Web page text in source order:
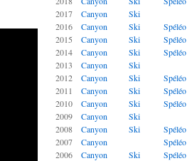
2017
Canyon
Ski
2016
Canyon Ski
Spéléo
2015
Canyon Ski
Spéléo
2014
Canyon Ski
Spéléo
2013
Canyon
Ski
2012
Canyon Ski
Spéléo
2011
Canyon Ski
Spéléo
2010
Canyon Ski
Spéléo
2009
Canyon
Ski
2008
Canyon Ski
Spéléo
2007
Canyon
Spéléo
2006
Canyon Ski
Spéléo